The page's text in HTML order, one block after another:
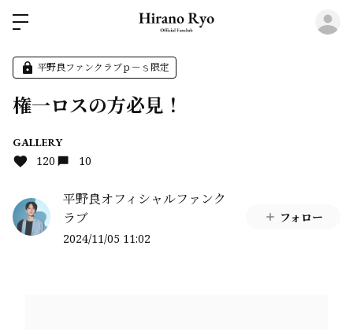
平野良ファンクラブｐ－ｓ限定
権一ロスの方必見！
GALLERY
120 10
平野良オフィシャルファンク
ラブ
2024/11/05 11:02
フォロー